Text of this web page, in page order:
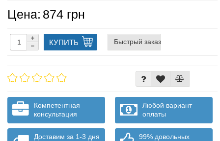
Цена: 874 грн
КУПИТЬ Быстрый заказ
Компетентная
консультация
Любой вариант
оплаты
Доставим за 1-3 дня
99% довольных